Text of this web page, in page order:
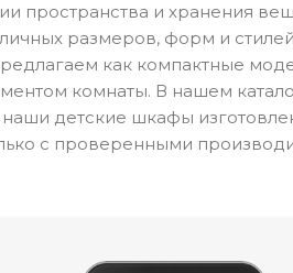
пространства и хранения
размеров, форм и
как компактные
комнаты. В нашем
детские шкафы
с проверенными